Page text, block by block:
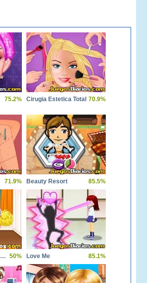
75.2% Cirugia Estetica Total 70.9%
71.9% Beauty Resort 85.5%
Popular cheer hairstyles 50% Love Me 85.1%